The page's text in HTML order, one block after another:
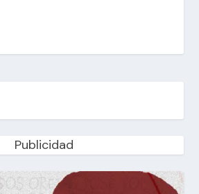
Publicidad